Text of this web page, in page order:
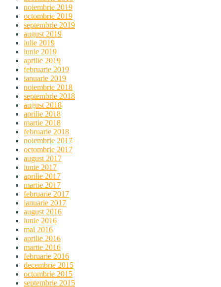
noiembrie 2019
octombrie 2019
septembrie 2019
august 2019
iulie 2019
iunie 2019
aprilie 2019
februarie 2019
ianuarie 2019
noiembrie 2018
septembrie 2018
august 2018
aprilie 2018
martie 2018
februarie 2018
noiembrie 2017
octombrie 2017
august 2017
iunie 2017
aprilie 2017
martie 2017
februarie 2017
ianuarie 2017
august 2016
iunie 2016
mai 2016
aprilie 2016
martie 2016
februarie 2016
decembrie 2015
octombrie 2015
septembrie 2015